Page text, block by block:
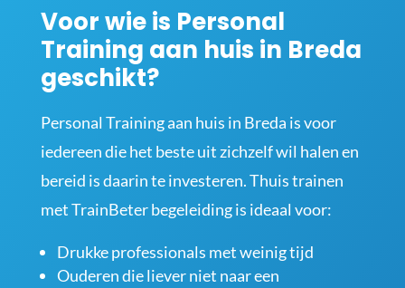
Voor wie is Personal
Training aan huis in Breda
geschikt?
Personal Training aan huis in Breda is voor
iedereen die het beste uit zichzelf wil halen en
bereid is daarin te investeren. Thuis trainen
met TrainBeter begeleiding is ideaal voor:
Drukke professionals met weinig tijd
Ouderen die liever niet naar een